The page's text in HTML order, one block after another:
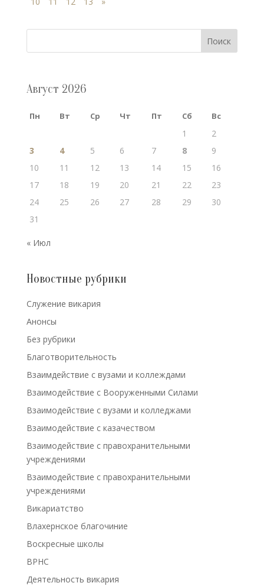
Поиск
Август 2026
Пн Вт Ср Чт Пт Сб Вс
1
2
3
4 5 6 7 8
9
10
11 12 13 14 15
16
17
18 19 20 21 22
23
24
25 26 27 28 29
30
31
« Июл
Новостные рубрики
Cлужение викария
Анонсы
Без рубрики
Благотворительность
Взаимдействие с вузами и коллеждами
Взаимодействие с Вооруженными Силами
Взаимодействие с вузами и колледжами
Взаимодействие с казачеством
Взаимодействие с правохранительными
учреждениями
Взаимодействие с правохранительными
учреждениями
Викариатство
Влахернское благочиние
Воскресные школы
ВРНС
Деятельность викария